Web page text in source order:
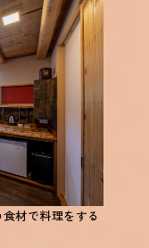
材で料理をする